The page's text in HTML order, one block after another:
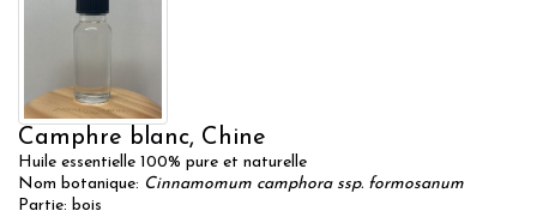
Camphre blanc, Chine
Huile essentielle 100% pure et naturelle
Nom botanique: Cinnamomum camphora ssp. formosanum
Partie: bois